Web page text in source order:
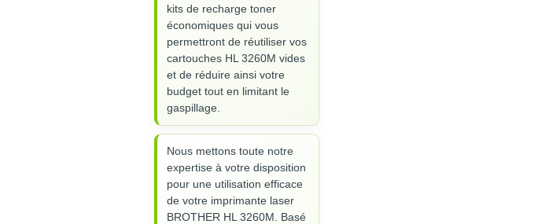
kits de recharge toner
économiques qui vous
permettront de réutiliser vos
cartouches HL 3260M vides
et de réduire ainsi votre
budget tout en limitant le
gaspillage.
Nous mettons toute notre
expertise à votre disposition
pour une utilisation efficace
de votre imprimante laser
BROTHER HL 3260M. Basé